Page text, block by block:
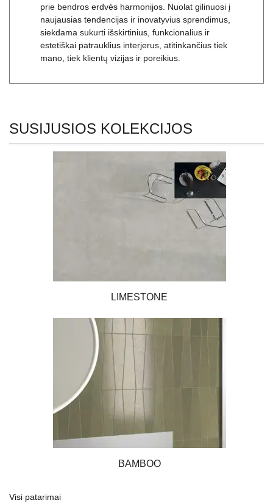
prie bendros erdvės harmonijos. Nuolat gilinuosi į
naujausias tendencijas ir inovatyvius sprendimus,
siekdama sukurti išskirtinius, funkcionalius ir
estetiškai patrauklius interjerus, atitinkančius tiek
mano, tiek klientų vizijas ir poreikius.
SUSIJUSIOS KOLEKCIJOS
LIMESTONE
BAMBOO
Visi patarimai